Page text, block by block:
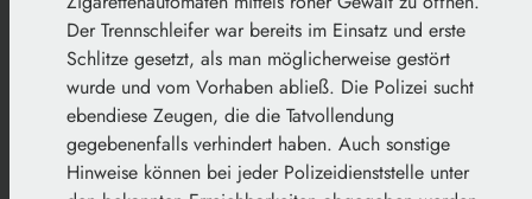
Der Trennschleifer war bereits im Einsatz und erste
Schlitze gesetzt, als man möglicherweise gestört
wurde und vom Vorhaben abließ. Die Polizei sucht
ebendiese Zeugen, die die Tatvollendung
gegebenenfalls verhindert haben. Auch sonstige
Hinweise können bei jeder Polizeidienststelle unter